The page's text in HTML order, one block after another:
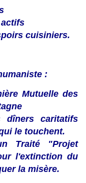
cuisiniers.
:
Mutuelle des
dîners caritatifs
le touchent.
Traité "Projet
l'extinction du
la misère.